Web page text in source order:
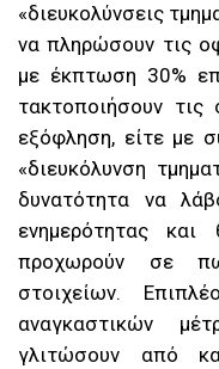
«διευκολύνσεις
να πληρώσουν τις
με έκπτωση 30%
τακτοποιήσουν
εξόφληση, είτε με
«διευκόλυνση
δυνατότητα να
ενημερότητας
προχωρούν σε
στοιχείων.
αναγκαστικών
γλιτώσουν από